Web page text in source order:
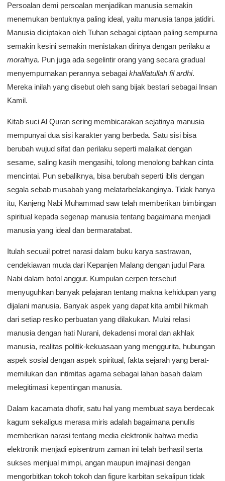
Persoalan demi persoalan menjadikan manusia semakin
menemukan bentuknya paling ideal, yaitu manusia tanpa jatidiri.
Manusia diciptakan oleh Tuhan sebagai ciptaan paling sempurna
semakin kesini semakin menistakan dirinya dengan perilaku a
moralnya. Pun juga ada segelintir orang yang secara gradual
menyempurnakan perannya sebagai khalifatullah fil ardhi.
Mereka inilah yang disebut oleh sang bijak bestari sebagai Insan
Kamil.
Kitab suci Al Quran sering membicarakan sejatinya manusia
mempunyai dua sisi karakter yang berbeda. Satu sisi bisa
berubah wujud sifat dan perilaku seperti malaikat dengan
sesame, saling kasih mengasihi, tolong menolong bahkan cinta
mencintai. Pun sebaliknya, bisa berubah seperti iblis dengan
segala sebab musabab yang melatarbelakanginya. Tidak hanya
itu, Kanjeng Nabi Muhammad saw telah memberikan bimbingan
spiritual kepada segenap manusia tentang bagaimana menjadi
manusia yang ideal dan bermaratabat.
Itulah secuail potret narasi dalam buku karya sastrawan,
cendekiawan muda dari Kepanjen Malang dengan judul Para
Nabi dalam botol anggur. Kumpulan cerpen tersebut
menyuguhkan banyak pelajaran tentang makna kehidupan yang
dijalani manusia. Banyak aspek yang dapat kita ambil hikmah
dari setiap resiko perbuatan yang dilakukan. Mulai relasi
manusia dengan hati Nurani, dekadensi moral dan akhlak
manusia, realitas politik-kekuasaan yang menggurita, hubungan
aspek sosial dengan aspek spiritual, fakta sejarah yang berat-
memilukan dan intimitas agama sebagai lahan basah dalam
melegitimasi kepentingan manusia.
Dalam kacamata dhofir, satu hal yang membuat saya berdecak
kagum sekaligus merasa miris adalah bagaimana penulis
memberikan narasi tentang media elektronik bahwa media
elektronik menjadi episentrum zaman ini telah berhasil serta
sukses menjual mimpi, angan maupun imajinasi dengan
mengorbitkan tokoh tokoh dan figure karbitan sekalipun tidak